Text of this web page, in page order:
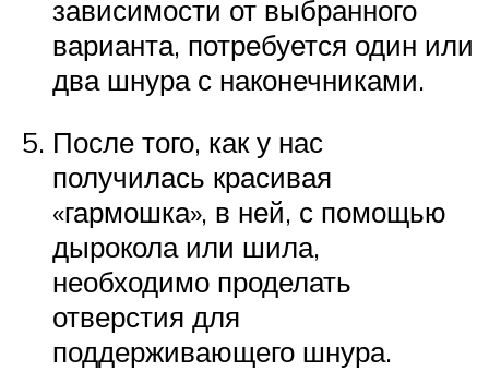
зависимости от выбранного
варианта, потребуется один или
два шнура с наконечниками.
После того, как у нас
получилась красивая
«гармошка», в ней, с помощью
дырокола или шила,
необходимо проделать
отверстия для
поддерживающего шнура.